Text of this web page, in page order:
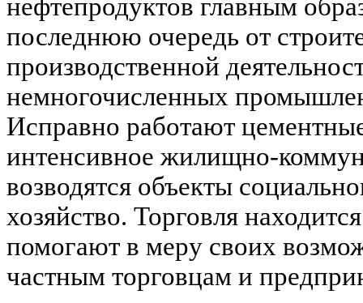
нефтепродуктов главным
последнюю очередь от
производственной
немногочисленных
Исправно работают
интенсивное жилищно-
возводятся объекты
хозяйство. Торговля
помогают в меру своих
частным торговцам и